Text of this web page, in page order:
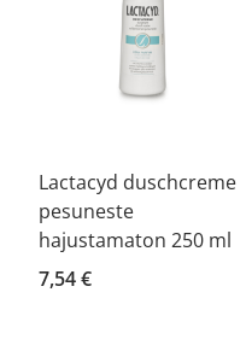
Lactacyd duschcreme
pesuneste
hajustamaton 250 ml
7,54 €